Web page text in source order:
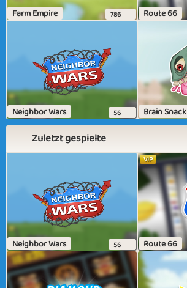
Farm Empire 786 Route 66
Neighbor Wars 56 Brain Snack
Zuletzt gespielte
Neighbor Wars 56
VIP
Route 66